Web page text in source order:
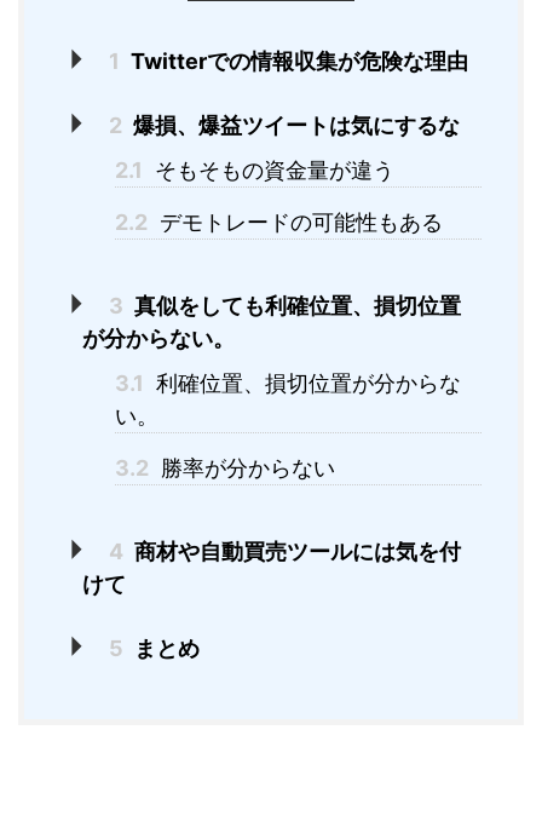
1 Twitterでの情報収集が危険な理由
2 爆損、爆益ツイートは気にするな
2.1
そもそもの資金量が違う
2.2 デモトレードの可能性もある
3 真似をしても利確位置、損切位置
が分からない。
3.1 利確位置、損切位置が分からな
い。
3.2 勝率が分からない
4 商材や自動買売ツールには気を付
けて
5 まとめ